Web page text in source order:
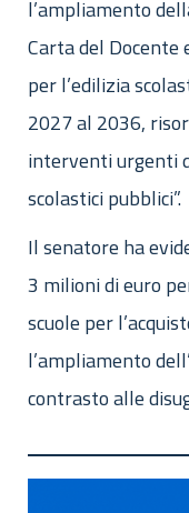
l’ampliamento
Carta del Docente
per l’edilizia
2027 al 2036,
interventi urgenti
scolastici pubblici”.
Il senatore ha
3 milioni di euro
scuole per
l’ampliamento
contrasto alle